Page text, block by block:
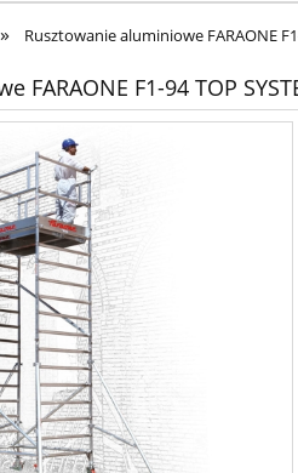
» Rusztowanie aluminiowe FARAONE
FARAONE F1-94 TOP